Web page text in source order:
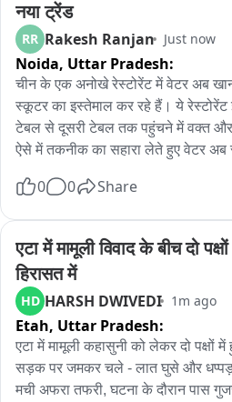
नया ट्रेंड
RR Rakesh Ranjan Just now
Noida, Uttar Pradesh:
चीन के एक अनोखे रेस्टोरेंट में वेटर अब
स्कूटर का इस्तेमाल कर रहे हैं। ये रेस्टोरेंट
टेबल से दूसरी टेबल तक पहुंचने में वक्त और
ऐसे में तकनीक का सहारा लेते हुए वेटर अब
है। टेक्नोलॉजी और सुविधा का ये मेल
0 0 Share
एटा में मामूली विवाद के बीच दो
हिरासत में
HD HARSH DWIVEDI 1m ago
Etah, Uttar Pradesh:
एटा में मामूली कहासुनी को लेकर दो पक्षों
सड़क पर जमकर चले - लात घुसे और धप्पड़,
मची अफरा तफरी, घटना के दौरान पास